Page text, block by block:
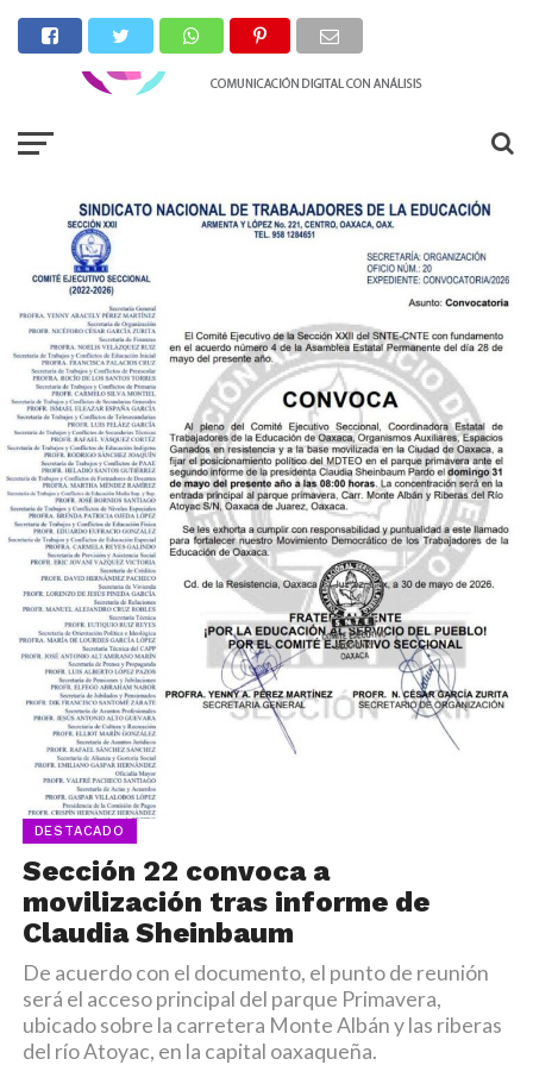
DESTACADO
Sección 22 convoca a
movilización tras informe de
Claudia Sheinbaum
De acuerdo con el documento, el punto de reunión
será el acceso principal del parque Primavera,
ubicado sobre la carretera Monte Albán y las riberas
del río Atoyac, en la capital oaxaqueña.